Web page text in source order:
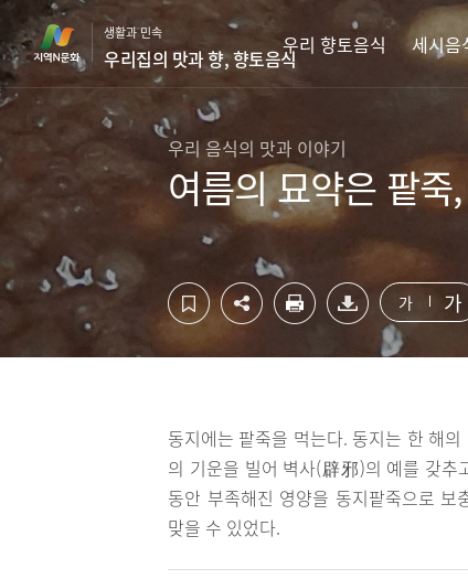
텐
츠
영
가
단
영
역
기
생활과 민속
우리집의 맛과 향, 향토음식
우리 향토음식 세시음
우리 음식의 맛과 이야기
여름의 묘약은 팥
가 가
동지에는 팥죽을 먹는다. 동지는 한 해
의 기운을 빌어 벽사(辟邪)의 예를 갖추
동안 부족해진 영양을 동지팥죽으로
맞을 수 있었다.